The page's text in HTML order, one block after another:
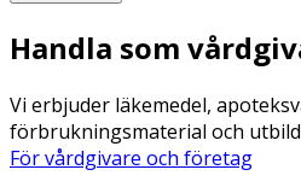
Handla som
Vi erbjuder läkemedel,
förbrukningsmaterial och
För vårdgivare och företag